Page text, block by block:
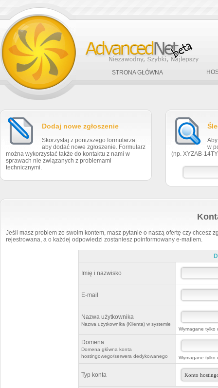
STRONA GŁÓWNA
w
(np. XYZAB-
Dodaj nowe zgłoszenie
Skorzystaj z poniższego formularza
aby dodać nowe zgłoszenie. Formularz
można wykorzystać także do kontaktu z nami w
sprawach nie związanych z problemami
technicznymi.
Jeśli masz problem ze swoim kontem, masz pytanie o naszą ofertę czy chcesz
rejestrowana, a o każdej odpowiedzi zostaniesz poinformowany e-mailem.
Imię i nazwisko
E-mail
Nazwa użytkownika
Nazwa użytkownika (Klienta) w systemie
Wymagane tylko
Domena
Domena główna konta
hostingowego/serwera dedykowanego
Wymagane tylko
Typ konta